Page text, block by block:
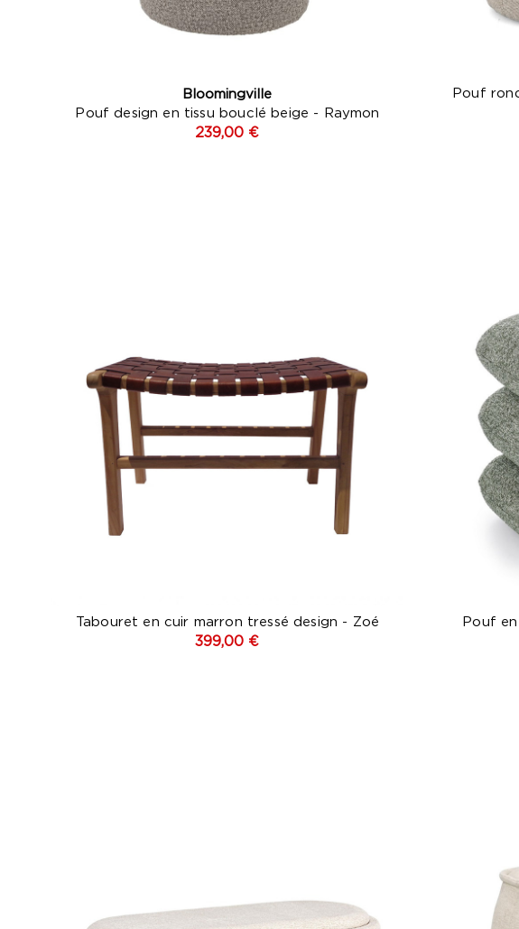
Bloomingville
Pouf design en tissu bouclé beige - Raymon
239,00 €
Pouf
Tabouret en cuir marron tressé design - Zoé
399,00 €
Pouf